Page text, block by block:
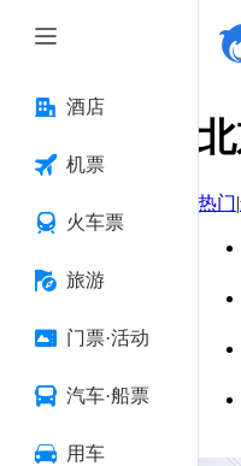
酒店
机票
火车票
旅游
门票·活动
汽车·船票
用车
热门|